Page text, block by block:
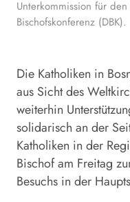
Unterkommission für
Bischofskonferenz (DBK).
Die Katholiken in
aus Sicht des
weiterhin
solidarisch an der
Katholiken in der
Bischofam Freitag
Besuchs in der